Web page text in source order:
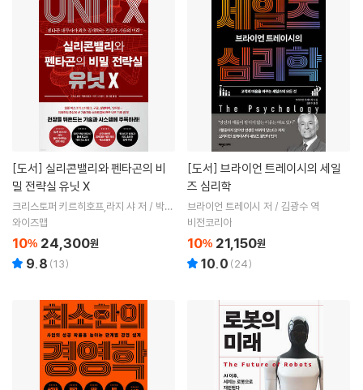
[도서]
밀 전략실 유닛 X
크리스토퍼 키르히호프,라지 샤 저 / 박선
영 역
와이즈맵
10% 24,300원
9.8 (13)
[도서]
즈 심리학
브라이언 트레이시 저 / 김광수 역
비전코리아
10% 21,150원
10.0 (24)